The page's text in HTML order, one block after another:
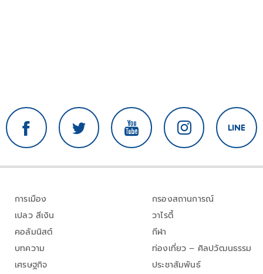
การเมือง
เปลว สีเงิน
คอลัมนิสต์
บทความ
เศรษฐกิจ
กรองสถานการณ์
วาไรตี้
กีฬา
ท่องเที่ยว – ศิลปวัฒนธรรม
ประชาสัมพันธ์